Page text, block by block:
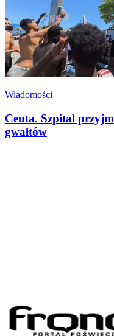
Wiadomości
Ceuta. Szpital
gwałtów